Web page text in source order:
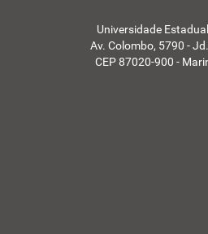
Universidade
Av. Colombo, 5790 -
CEP 87020-900 -